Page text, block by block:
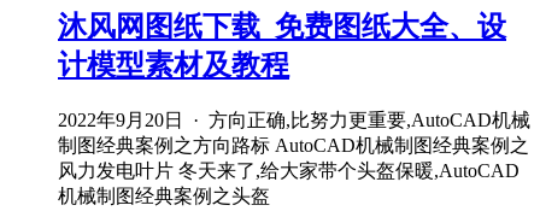
沐风网图纸下载_免费图纸大全、设
计模型素材及教程
2022年9月20日 · 方向正确,比努力更重要,AutoCAD机械
制图经典案例之方向路标 AutoCAD机械制图经典案例之
风力发电叶片 冬天来了,给大家带个头盔保暖,AutoCAD
机械制图经典案例之头盔